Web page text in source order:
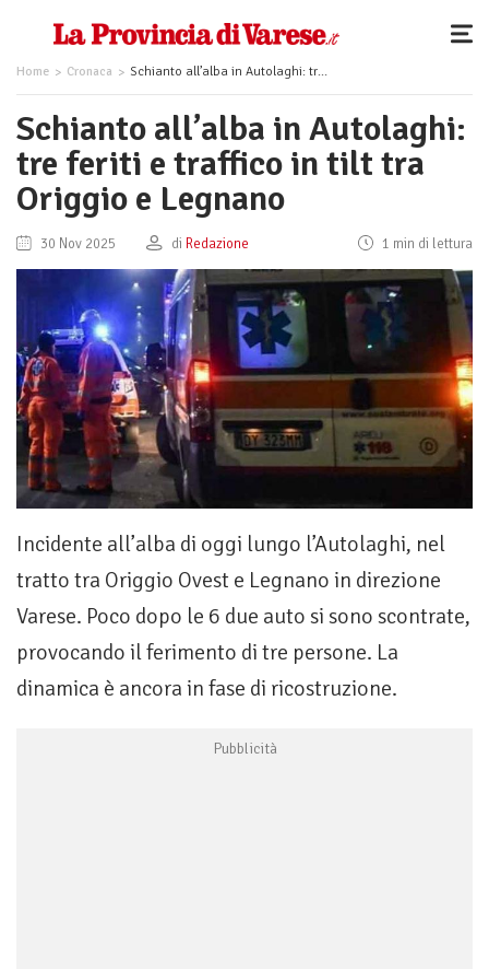
Home Cronaca Schianto all’alba in Autolaghi: tre feriti e traffico in tilt tra Origgio e Legnano
Schianto all’alba in Autolaghi:
tre feriti e traffico in tilt tra
Origgio e Legnano
30 Nov 2025 di Redazione 1 min di lettura
Incidente all’alba di oggi lungo l’Autolaghi, nel
tratto tra Origgio Ovest e Legnano in direzione
Varese. Poco dopo le 6 due auto si sono scontrate,
provocando il ferimento di tre persone. La
dinamica è ancora in fase di ricostruzione.